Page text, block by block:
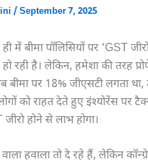
/September 7, 2025
ही में बीमा पॉलिसियों पर ‘GST
हो रही है। लेकिन, हमेशा की तरह
बीमा पर 18% जीएसटी लगता
को राहत देते हुए इंश्योरेंस पर
होने से लाभ होगा।
हवाला तो दे रहे हैं, लेकिन